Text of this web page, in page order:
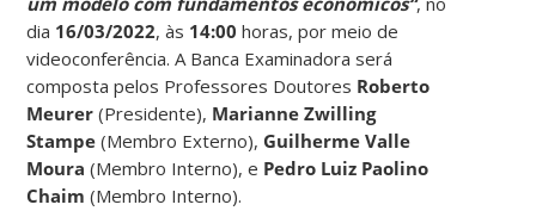
dia 16/03/2022, às 14:00 horas, por meio de
videoconferência. A Banca Examinadora será
composta pelos Professores Doutores Roberto
Meurer (Presidente), Marianne Zwilling
Stampe (Membro Externo), Guilherme Valle
Moura (Membro Interno), e Pedro Luiz Paolino
Chaim (Membro Interno).